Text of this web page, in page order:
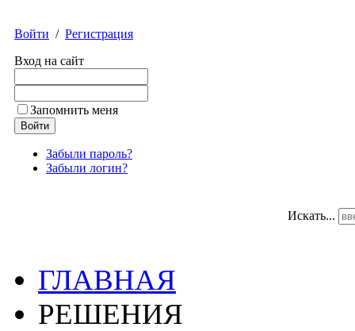
Войти / Регистрация
Вход на сайт
Запомнить меня
Забыли пароль?
Забыли логин?
Искать...
ГЛАВНАЯ
РЕШЕНИЯ